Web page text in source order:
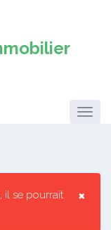
×
, il se pourrait